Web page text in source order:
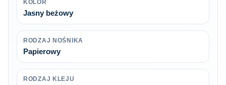
KOLOR
Jasny beżowy
RODZAJ NOŚNIKA
Papierowy
RODZAJ KLEJU